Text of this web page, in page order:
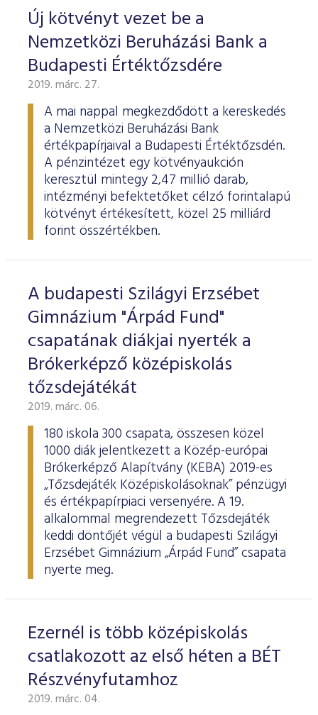
Új kötvényt vezet be a
Nemzetközi Beruházási Bank a
Budapesti Értéktőzsdére
2019. márc. 27.
A mai nappal megkezdődött a kereskedés
a Nemzetközi Beruházási Bank
értékpapírjaival a Budapesti Értéktőzsdén.
A pénzintézet egy kötvényaukción
keresztül mintegy 2,47 millió darab,
intézményi befektetőket célzó forintalapú
kötvényt értékesített, közel 25 milliárd
forint összértékben.
A budapesti Szilágyi Erzsébet
Gimnázium "Árpád Fund"
csapatának diákjai nyerték a
Brókerképző középiskolás
tőzsdejátékát
2019. márc. 06.
180 iskola 300 csapata, összesen közel
1000 diák jelentkezett a Közép-európai
Brókerképző Alapítvány (KEBA) 2019-es
„Tőzsdejáték Középiskolásoknak” pénzügyi
és értékpapírpiaci versenyére. A 19.
alkalommal megrendezett Tőzsdejáték
keddi döntőjét végül a budapesti Szilágyi
Erzsébet Gimnázium „Árpád Fund” csapata
nyerte meg.
Ezernél is több középiskolás
csatlakozott az első héten a BÉT
Részvényfutamhoz
2019. márc. 04.